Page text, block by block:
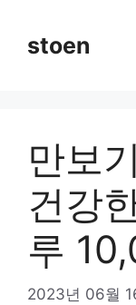
stoen
만보
건강
루
2023년 06월